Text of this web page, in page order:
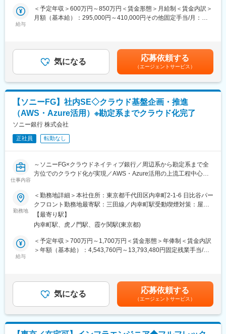
リリースや作業等あれば対応が必要ですが、原則有りません。（2
～3ヶ月に1度程度）
三菱UFJ銀行の共同出資による安定基盤を強みに、通信と金融の
融合による「新しい銀行のかたち」を追求しています。その中で
本ポジションは、勘定系から社内OAまで全社インフラを統括する
唯一の部門に所属し、金融インフラを支える中核を担います。
■単なる運用保守にとどまらず、クラウド化・セキュリティ強化・
アーキテクチャ刷新など、銀行全体のIT変革を推進する立場とし
て、幅広い技術・マネジメント経験を積むことが可能です。
変更の範囲：会社の定める業務
進行しており、推進力となる即戦力メンバー、将来のリーダー候
補を募集します。
た業務アプリケーションが動く根幹環境の企画・管理を担う組織
です。構築や運用作業はビジネスパートナーが担当するため、イ
ンフラ上流工程（企画・要件定義・プロジェクト管理）を中心に
明・承認獲得 ・外部関係者・社内関連部門（ネットワーク、アプ
リ、セキュリティ等）との調整
・プロジェクト推進における予算・スケジュール管理、課題解消
活用含む）
・AWSをはじめとしたクラウド基盤の検討・方針策定
ありません。
インフラ第一課は10名（オープン系基盤6名／メインフレーム基
盤4名）体制です。20代～50代まで幅広いメンバーで構成され、
全員が中途入社。オンボーディングも手厚く進めています。
・社会性・安定性の高い領域で、基盤システムの上流工程に携わ
れます。法改正や制度拡大に伴う案件が多く、長期的に専門性を
アを広げたい方にも適したポジションです。
・次期システムに向けたAWS活用など、クラウド基盤の検討フェ
ーズから参画でき、新技術の導入や刷新プロジェクトをリードす
る経験が積めます。経営層への説明や予算策定にも関わるため、
事業会社のIT部門として、技術力に加えてマネジメントや企画力
給与
＜予定年収＞600万円～850万円＜賃金形態＞月給制＜賃金内訳＞
月額（基本給）：295,000円～410,000円その他固定手当/月：
可能性があります。月給(月額)は固定手当を含めた表記です。
気になる 応募依頼する
（エージェントサービス）
【ソニーFG】社内SE◇クラウド基盤企画・推進
（AWS・Azure活用）※勘定系までクラウド化完了
ソニー銀行 株式会社
正社員 転勤なし
仕事内容
～ソニーFG×クラウドネイティブ銀行／周辺系から勘定系まで全
方位でのクラウド化が実現／AWS・Azure活用の上流工程中心／
■概要：
当社では勘定系を含めたシステム全体のクラウド化を実現しまし
た。
先進的なサービスを、高い品質を保ちながらスピーディに提供し
ていくためのプラットフォームを維持・発展させていくべく、以
下のようなインフラおよびネットワークの導入・構築業務を担っ
ていただきます。
■業務内容：
・クラウドサービスや各種製品の選定、導入プロジェクト推進
・ベンダー管理および設計、テスト、移行計画のレビュー
・グループ各社と連携した基盤運用高度化・効率化の推進
アーキテクチャ検討などの上流工程
勤務地
＜勤務地詳細＞本社住所：東京都千代田区内幸町2-1-6 日比谷パー
クフロント勤務地最寄駅：三田線／内幸町駅受動喫煙対策：屋内
全面禁煙変更の範囲：会社の定める事業所（リモートワーク含
む）
【最寄り駅】
内幸町駅、虎ノ門駅、霞ケ関駅(東京都)
給与
＜予定年収＞700万円～1,700万円＜賃金形態＞年俸制＜賃金内訳
＞年額（基本給）：4,543,760円～13,793,480円固定残業手当/
業手当＞有＜給与補足＞■前職年収を考慮の上、選考の中で決定致
します。■給与改定年1回（4月）■賞与支給年1回（6月）※賞与の
支給有無は等級によって異なります。■分割回数や賞与の支給は等
級により異なります。賃金はあくまでも目安の金額であり、選考
を通じて上下する可能性があります。月給(月額)は固定手当を含め
た表記です。
気になる 応募依頼する
（エージェントサービス）